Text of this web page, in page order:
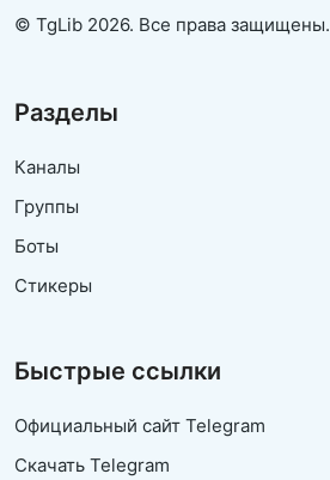
© TgLib 2026. Все права защищены.
Разделы
Каналы
Группы
Боты
Стикеры
Быстрые ссылки
Официальный сайт Telegram
Скачать Telegram